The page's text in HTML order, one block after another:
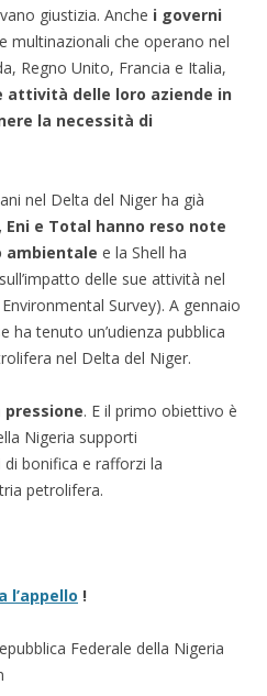
giustizia. Anche i governi
multinazionali che operano nel
Regno Unito, Francia e Italia,
attività delle loro aziende in
la necessità di
nel Delta del Niger ha già
Eni e Total hanno reso note
ambientale e la Shell ha
delle sue attività nel
Survey). A gennaio
ha tenuto un’udienza pubblica
nel Delta del Niger.
. E il primo obiettivo è
Nigeria supporti
bonifica e rafforzi la
petrolifera.
l’appello !
Federale della Nigeria